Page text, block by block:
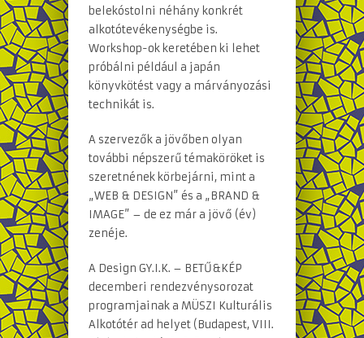
belekóstolni néhány konkrét
alkotótevékenységbe is.
Workshop-ok keretében ki lehet
próbálni például a japán
könyvkötést vagy a márványozási
technikát is.
A szervezők a jövőben olyan
további népszerű témaköröket is
szeretnének körbejárni, mint a
„WEB & DESIGN” és a „BRAND &
IMAGE” – de ez már a jövő (év)
zenéje.
A Design GY.I.K. – BETŰ&KÉP
decemberi rendezvénysorozat
programjainak a MÜSZI Kulturális
Alkotótér ad helyet (Budapest, VIII.